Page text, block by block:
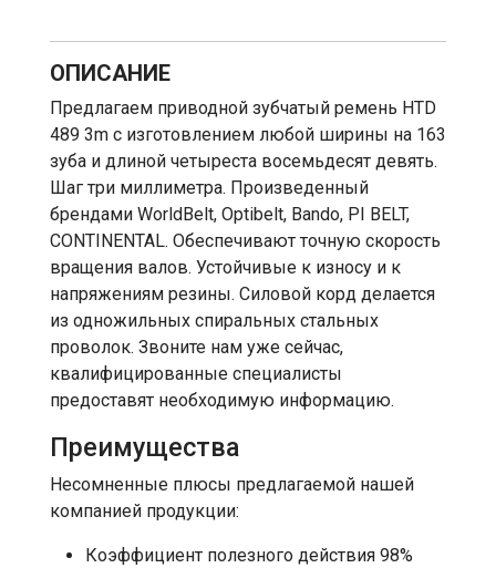
ОПИСАНИЕ
Предлагаем приводной зубчатый ремень HTD
489 3m с изготовлением любой ширины на 163
зуба и длиной четыреста восемьдесят девять.
Шаг три миллиметра. Произведенный
брендами WorldBelt, Optibelt, Bando, PI BELT,
CONTINENTAL. Обеспечивают точную скорость
вращения валов. Устойчивые к износу и к
напряжениям резины. Силовой корд делается
из одножильных спиральных стальных
проволок. Звоните нам уже сейчас,
квалифицированные специалисты
предоставят необходимую информацию.
Преимущества
Несомненные плюсы предлагаемой нашей
компанией продукции:
Коэффициент полезного действия 98%